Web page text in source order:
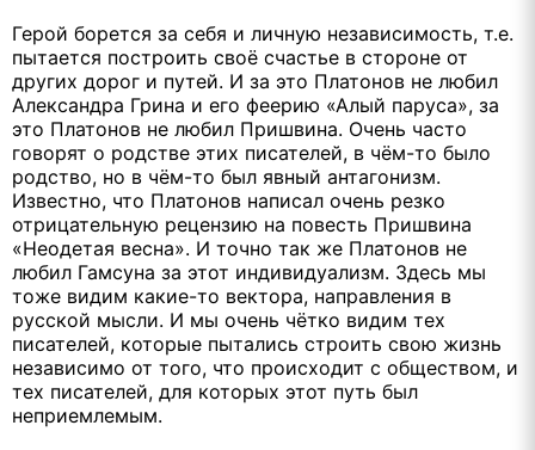
Герой борется за себя и личную независимость, т.е.
пытается построить своё счастье в стороне от
других дорог и путей. И за это Платонов не любил
Александра Грина и его феерию «Алый паруса», за
это Платонов не любил Пришвина. Очень часто
говорят о родстве этих писателей, в чём-то было
родство, но в чём-то был явный антагонизм.
Известно, что Платонов написал очень резко
отрицательную рецензию на повесть Пришвина
«Неодетая весна». И точно так же Платонов не
любил Гамсуна за этот индивидуализм. Здесь мы
тоже видим какие-то вектора, направления в
русской мысли. И мы очень чётко видим тех
писателей, которые пытались строить свою жизнь
независимо от того, что происходит с обществом, и
тех писателей, для которых этот путь был
неприемлемым.